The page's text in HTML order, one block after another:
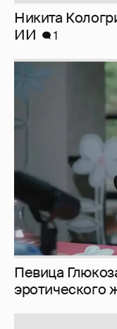
Никита
ИИ
1
Певица
эротического